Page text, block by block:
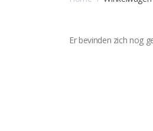
Er bevinden zich nog